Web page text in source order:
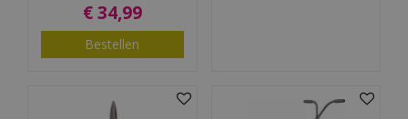
€ 34,99
Bestellen